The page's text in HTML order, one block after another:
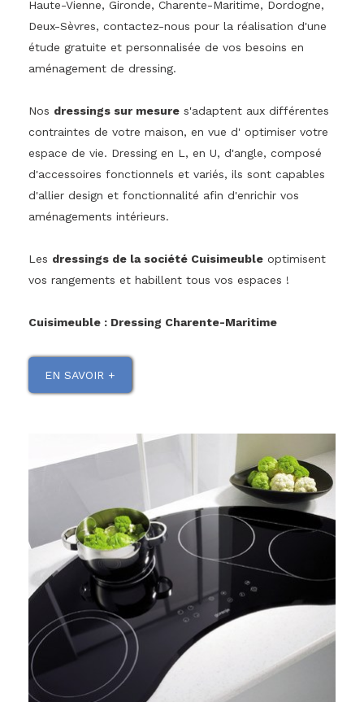
Haute-Vienne, Gironde, Charente-Maritime, Dordogne,
Deux-Sèvres, contactez-nous pour la réalisation d'une
étude gratuite et personnalisée de vos besoins en
aménagement de dressing.
Nos dressings sur mesure s'adaptent aux différentes
contraintes de votre maison, en vue d' optimiser votre
espace de vie. Dressing en L, en U, d'angle, composé
d'accessoires fonctionnels et variés, ils sont capables
d'allier design et fonctionnalité afin d'enrichir vos
aménagements intérieurs.
Les dressings de la société Cuisimeuble optimisent
vos rangements et habillent tous vos espaces !
Cuisimeuble : Dressing Charente-Maritime
EN SAVOIR +